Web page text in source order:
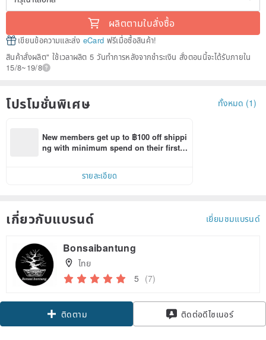
ผลิตตามใบสั่งซื้อ
เขียนข้อความและส่ง eCard ฟรีเมื่อซื้อสินค้า!
สินค้าสั่งผลิต" ใช้เวลาผลิต 5 วันทำการหลังจากชำระเงิน สั่งตอนนี้จะได้รับภายใน
15/8~19/8
โปรโมชั่นพิเศษ ทั้งหมด (1)
New members get up to ฿100 off shippi
ng with minimum spend on their first P
รายละเอียด
เกี่ยวกับแบรนด์ เยี่ยมชมแบรนด์
Bonsaibantung
ไทย
5 (7)
ติดตาม ติดต่อดีไซเนอร์